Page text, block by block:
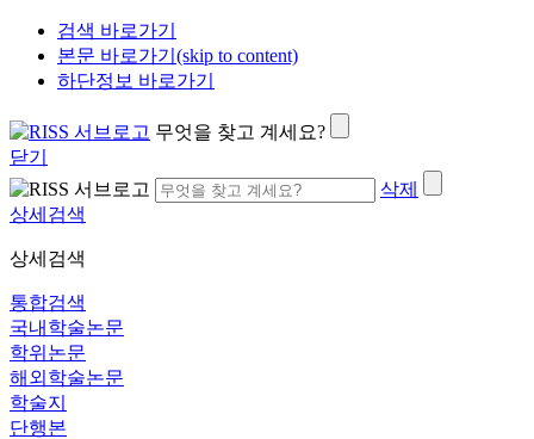
검색 바로가기
본문 바로가기(skip to content)
하단정보 바로가기
무엇을 찾고 계세요?
닫기
삭제
상세검색
상세검색
통합검색
국내학술논문
학위논문
해외학술논문
학술지
단행본